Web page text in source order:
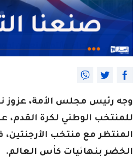
وجه رئيس مجلس الأمة، عزوز
للمنتخب الوطني لكرة القدم،
المنتظر مع منتخب الأرجنتين،
الخضر بنهائيات كأس العالم.